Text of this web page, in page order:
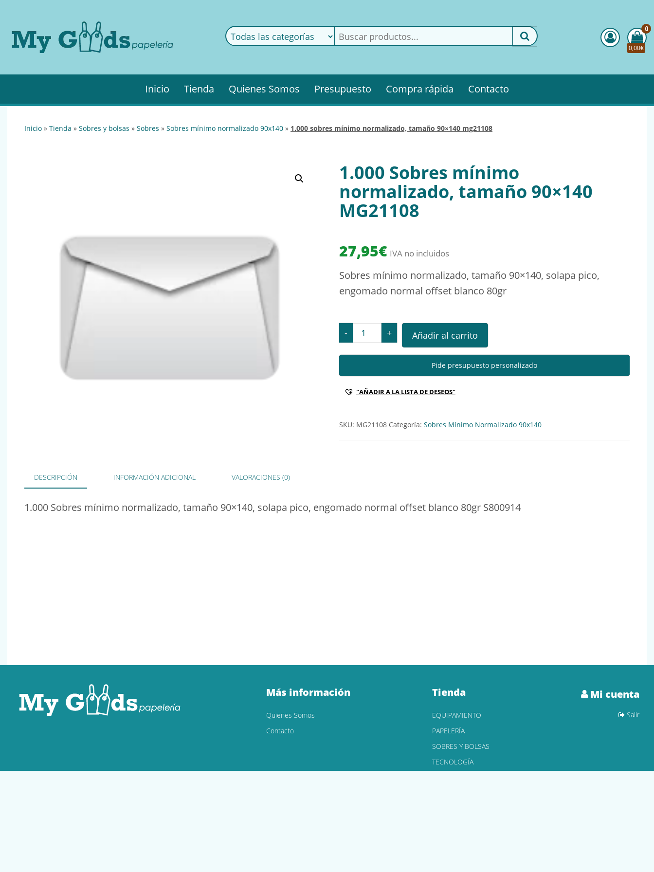
MyGoods
confianza.
Podrás
encontrar
todo lo
para tu
0
0,00€
Inicio Tienda Quienes Somos Presupuesto Compra rápida Contacto
inicio » tienda » sobres y bolsas » sobres » sobres mínimo normalizado 90x140 » 1.000 sobres mínimo normalizado, tamaño 90×140 mg21108
1.000 Sobres mínimo
normalizado, tamaño 90×140
MG21108
27,95€ IVA no incluidos
Sobres mínimo normalizado, tamaño 90×140, solapa pico,
engomado normal offset blanco 80gr
- 1.000 Sobres mínimo normalizado, tamaño 90x140 MG21108 cantidad
+ Añadir al carrito
Pide presupuesto personalizado
"AÑADIR A LA LISTA DE DESEOS"
SKU: MG21108 Categoría: Sobres Mínimo Normalizado 90x140
DESCRIPCIÓN INFORMACIÓN ADICIONAL VALORACIONES (0)
1.000 Sobres mínimo normalizado, tamaño 90×140, solapa pico, engomado normal offset blanco 80gr S800914
Más información
Quienes Somos
Contacto
Tienda
EQUIPAMIENTO
PAPELERÍA
SOBRES Y BOLSAS
TECNOLOGÍA
Mi cuenta
Salir